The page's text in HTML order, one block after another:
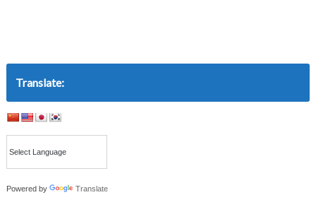
Translate:
Powered by Translate